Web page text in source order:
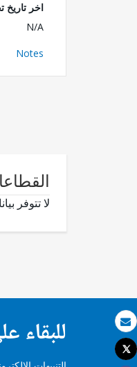
بريد الكتروني
طباعة
Tweet
اخر تاريخ
N/A
Notes
لا تتوفر
للبقاء